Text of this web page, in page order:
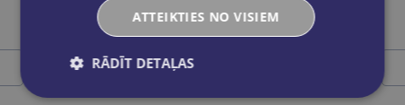
€6.50
Ielikt grozā
ATTEIKTIES NO VISIEM
RĀDĪT DETAĻAS